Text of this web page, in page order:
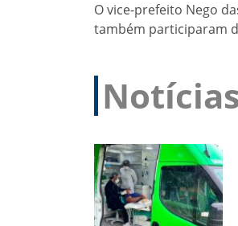
O vice-prefeito Nego
também participaram